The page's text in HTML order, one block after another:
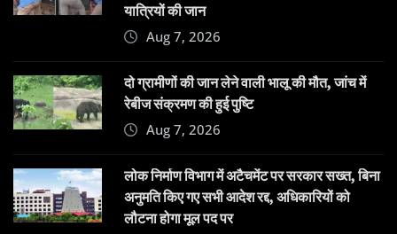
यात्रियों की जान
Aug 7, 2026
दो ग्रामीणों की जान लेने वाली भालू की मौत, जांच में
रेबीज संक्रमण की हुई पुष्टि
Aug 7, 2026
लोक निर्माण विभाग में अटैचमेंट पर सरकार सख्त, बिना
अनुमति किए गए सभी आदेश रद्द, अधिकारियों को
लौटना होगा मूल पद पर